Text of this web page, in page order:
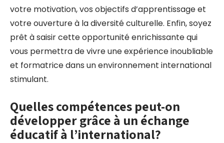
votre motivation, vos objectifs d’apprentissage et
votre ouverture à la diversité culturelle. Enfin, soyez
prêt à saisir cette opportunité enrichissante qui
vous permettra de vivre une expérience inoubliable
et formatrice dans un environnement international
stimulant.
Quelles compétences peut-on
développer grâce à un échange
éducatif à l’international?